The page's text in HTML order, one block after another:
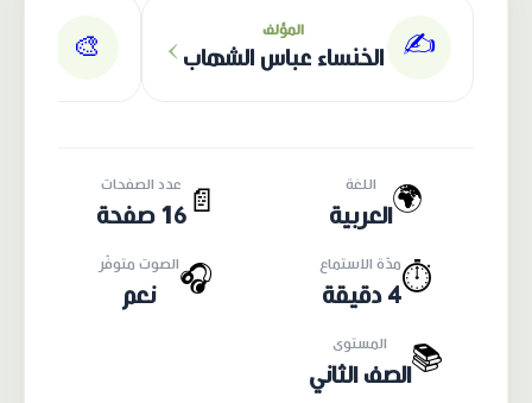
✍️ المؤلف
الخنساء عباس الشهاب ›
🎨
🌍 اللغة
العربية 📄
عدد الصفحات
16 صفحة
⏱️مدّة الاستماع
4 دقيقة
🎧الصوت متوفّر
نعم
📚 المستوى
الصف الثاني